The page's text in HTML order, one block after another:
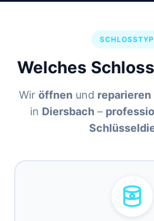
Welches Schloss
Wir öffnen und reparieren
in Diersbach –